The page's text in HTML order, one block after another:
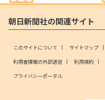
朝日新聞社の関連サイト
このサイトについて サイトマップ
利用者情報の外部送信
利用規約
プライバシーポータル